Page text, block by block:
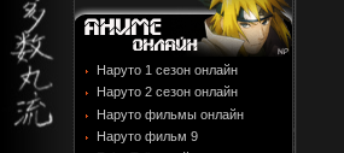
Наруто 1 сезон онлайн
Наруто 2 сезон онлайн
Наруто фильмы онлайн
Наруто фильм 9